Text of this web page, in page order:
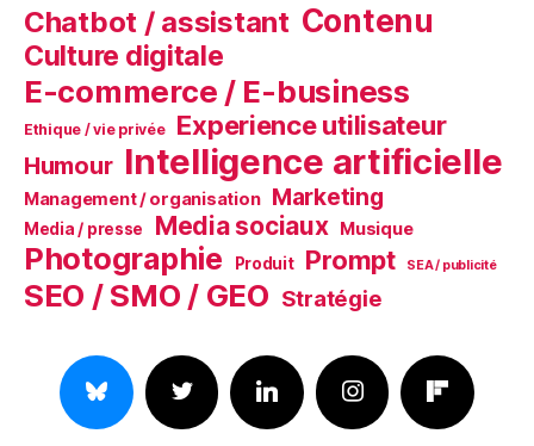
Chatbot / assistant Contenu
Culture digitale
E-commerce / E-business
Ethique / vie privée Experience utilisateur
Humour Intelligence artificielle
Management / organisation Marketing
Media / presse Media sociaux Musique
Photographie Produit Prompt SEA / publicité
SEO / SMO / GEO Stratégie